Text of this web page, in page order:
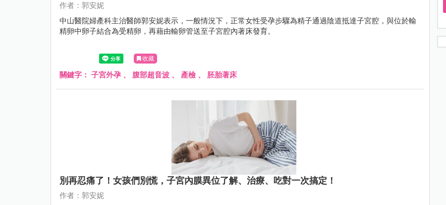
作者：郭安妮
中山醫院婦產科主治醫師郭安妮表示，一般情況下，正常女性受孕步驟為精子通過陰道抵達子宮腔，與位於輸
精卵中卵子結合為受精卵，再藉由輸卵管送至子宮腔內著床發育。
收藏
關鍵字： 子宮外孕 、 腹部超音波 、 產檢 、 胚胎著床
別再忍痛了！女孩們別慌，子宮內膜異位了解、治療、吃對一次搞定！
作者：郭安妮